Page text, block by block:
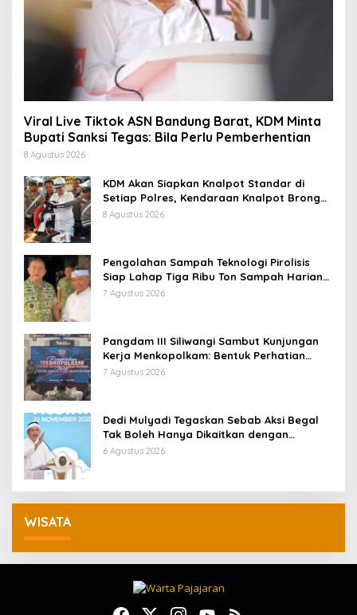
Viral Live Tiktok ASN Bandung Barat, KDM Minta
Bupati Sanksi Tegas: Bila Perlu Pemberhentian
8 Agustus 2026
KDM Akan Siapkan Knalpot Standar di
Setiap Polres, Kendaraan Knalpot Brong
Tertangkap Langsung Ganti
8 Agustus 2026
Pengolahan Sampah Teknologi Pirolisis
Siap Lahap Tiga Ribu Ton Sampah Harian
Jawa Barat
7 Agustus 2026
Pangdam III Siliwangi Sambut Kunjungan
Kerja Menkopolkam: Bentuk Perhatian
Pemerintah
7 Agustus 2026
Dedi Mulyadi Tegaskan Sebab Aksi Begal
Tak Boleh Hanya Dikaitkan dengan
Ekonomi
6 Agustus 2026
WISATA